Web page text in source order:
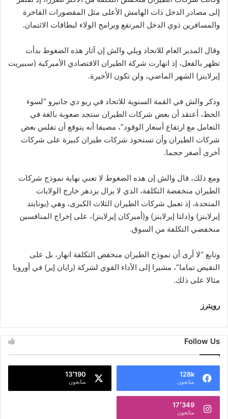
إلى مصادر الدخل ذات الهامش الأعلى مثل المقصورات الفاخرة
والمسافرين ذوي الدخل المرتفع وبرامج الولاء لبطاقات الائتمان.
وقال المدير العام للاتحاد ويلي والش إن آثار هذه الضغوط بدأت
تظهر بالفعل، إذ انهارت شركة الطيران الاقتصادي الأميركية (سبيريت
إيرلاينز) الشهر الماضي، ولن تكون الأخيرة.
وذكر والش في القمة السنوية للاتحاد في ريو دي جانيرو “لسوء
الحظ، أعتقد أن بعض شركات الطيران ستجد صعوبة بالغة في
التعامل مع ارتفاع أسعار الوقود”، مضيفا أنه يتوقع أن تفلس بعض
شركات الطيران وأن تستحوذ شركات طيران كبيرة على شركات
أخرى أصغر حجما.
ومع ذلك، قال والش إن هذه الضغوط لا تعني نهاية نموذج شركات
الطيران منخفضة التكلفة، الذي لا يزال يزدهر خارج الولايات
المتحدة، إذ تعمل شركات الطيران الثلاث الكبرى، وهي (يونايتد
إيرلاينز) و(دلتا إيرلاينز) و(أميركان إيرلاينز)، على إخراج المنافسين
منخفضي التكلفة من السوق.
وتابع “لا أرى أن نموذج الطيران منخفض التكلفة انهار، بل على
النقيض تماما”، مشيرا إلى الأداء القوي لشركة (رايان إير) في أوروبا
مثالا على ذلك.
رويترز
Follow Us
128k
متابعون
13٬190
متابعون
17٬349
متابعون